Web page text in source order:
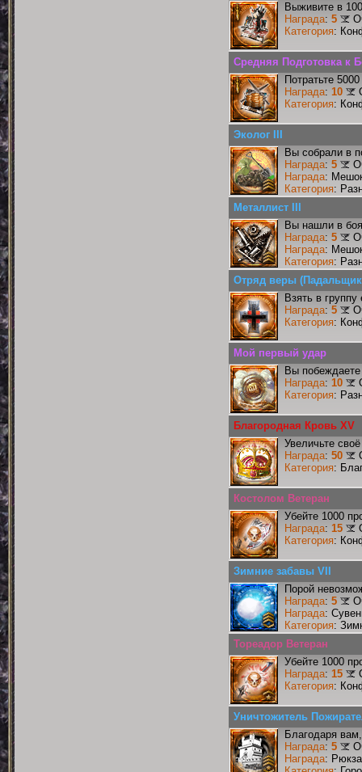
Выживите в
Награда: 5
Категория:
Средняя Подготовка к
Потратьте
Награда: 10
Категория:
Эколог III
Вы собрали в
Награда: 5
Награда:
Категория:
Металлист III
Вы нашли в
Награда: 5
Награда:
Категория:
Отряд веры
Взять в
Награда: 5
Категория:
Мой первый удар
Вы
Награда: 10
Категория:
Благородная Кровь XV
Увеличьте
Награда: 50
Категория:
Костолом Ветеран
Убейте 1000
Награда: 15
Категория:
Зимние забавы VII
Порой
Награда: 5
Награда:
Категория:
Тореадор Ветеран
Убейте 1000
Награда: 15
Категория:
Уничтожитель
Благодаря
Награда: 5
Награда: